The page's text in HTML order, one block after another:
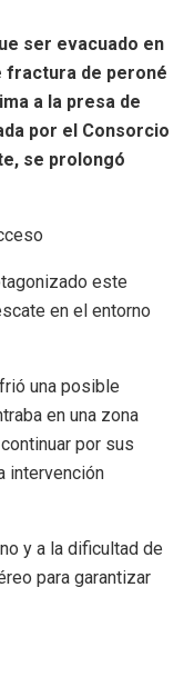
ser evacuado en
fractura de peroné
a la presa de
por el Consorcio
se prolongó
este
en el entorno
una posible
en una zona
por sus
intervención
y a la dificultad de
para garantizar